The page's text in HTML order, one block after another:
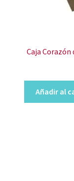
Caja
Añadir al